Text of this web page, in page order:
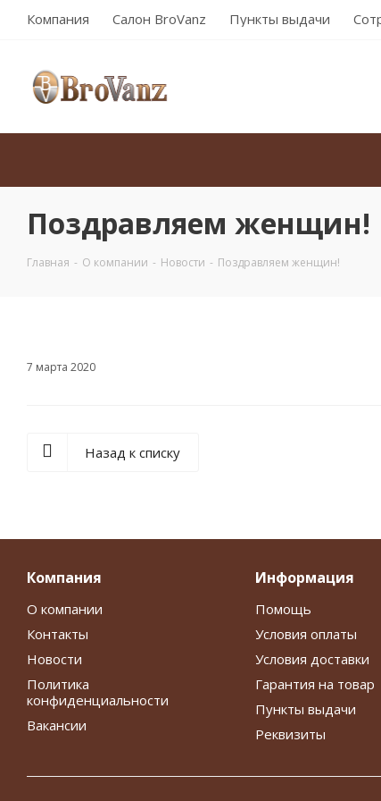
Компания Салон BroVanz Пункты выдачи
Поздравляем женщин!
Главная - О компании - Новости - Поздравляем женщин!
7 марта 2020
Назад к списку
Компания
О компании
Контакты
Новости
Политика
конфиденциальности
Вакансии
Информация
Помощь
Условия оплаты
Условия доставки
Гарантия на товар
Пункты выдачи
Реквизиты